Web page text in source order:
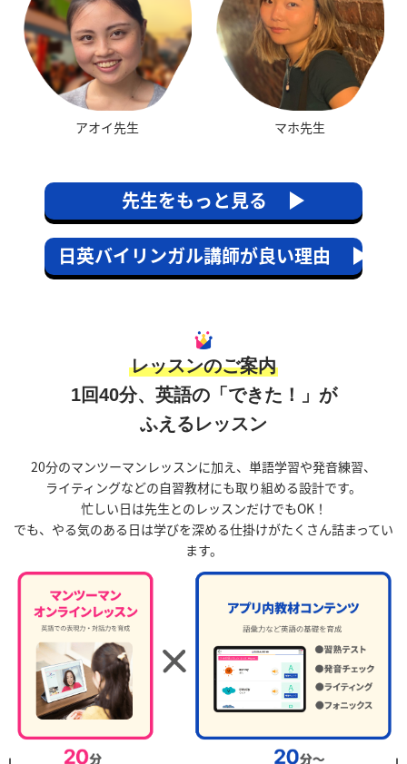
アオイ先生 マホ先生
先生をもっと見る
日英バイリンガル講師が良い理由
レッスンのご案内
1回40分、英語の「できた！」が
ふえるレッスン
20分のマンツーマンレッスンに加え、 単語学習や発音練習、
ライティングなどの自習教材にも取り組める設計です。
忙しい日は先生とのレッスンだけでもOK！
でも、やる気のある日は学びを深める仕掛けがたくさん詰まってい
ます。